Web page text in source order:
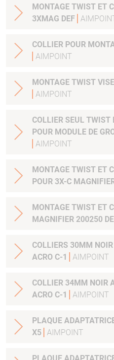
MONTAGE TWIST ET
3XMAG DEF
COLLIER POUR
AIMPOINT
MONTAGE TWIST
AIMPOINT
COLLIER SEUL TWIST
POUR MODULE DE
AIMPOINT
MONTAGE TWIST ET COLLIER
POUR 3X-C
MONTAGE TWIST ET
MAGNIFIER 200250
COLLIERS 30MM
ACRO C-1
AIMPOINT
COLLIER 34MM NOIR
ACRO C-1
AIMPOINT
PLAQUE
X5 AIMPOINT